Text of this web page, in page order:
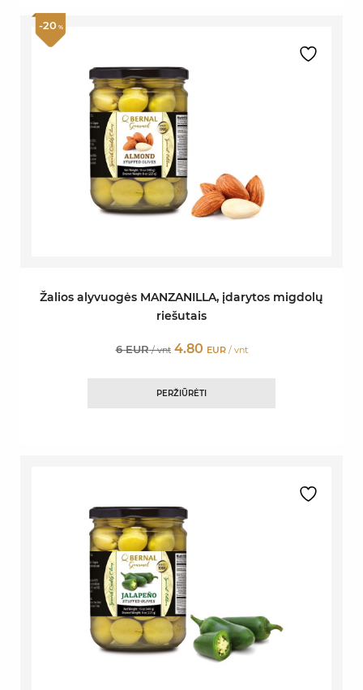
-20 %
Žalios alyvuogės MANZANILLA, įdarytos migdolų
riešutais
6 EUR/ vnt 4.80 EUR/ vnt
PERŽIŪRĖTI